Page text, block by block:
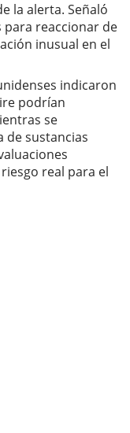
la alerta. Señaló
para reaccionar de
inusual en el
indicaron
podrían
se
de sustancias
real para el